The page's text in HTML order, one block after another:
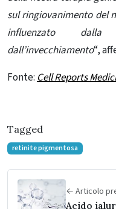
sul ringiovanimento del
influenzato
dall’invecchiamento“,
Fonte:Cell Reports
Tagged
retinite pigmentosa
← Articolo
Acido